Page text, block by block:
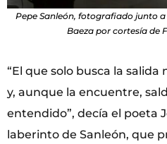
Pepe Sanleón, fotografiado junto
Baeza por cortesía de
“El que solo busca la
y, aunque la encuentre,
entendido”, decía el poeta
laberinto de Sanleón, que